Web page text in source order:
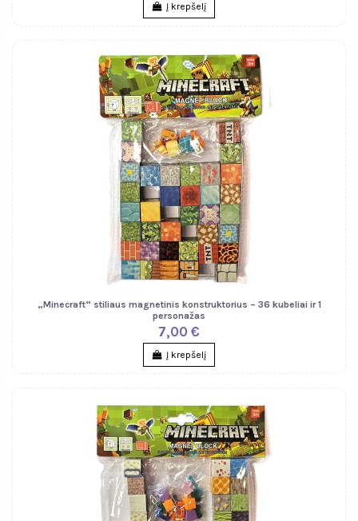
Į krepšelį
„Minecraft“ stiliaus magnetinis konstruktorius – 36 kubeliai ir 1
personažas
7,00 €
Į krepšelį